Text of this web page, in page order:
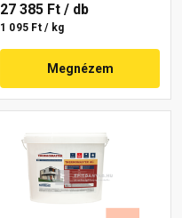
27 385 Ft / db
1 095 Ft / kg
Megnézem